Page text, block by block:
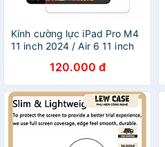
Kính cường lực iPad Pro M4
11 inch 2024 / Air 6 11 inch
120.000 đ